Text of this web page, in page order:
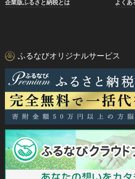
企業版ふるさと納税とは
よくあ
ふるなびオリジナルサービス